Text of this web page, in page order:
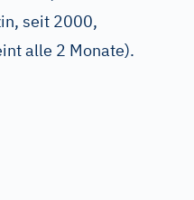
seit 2000,
alle 2 Monate).